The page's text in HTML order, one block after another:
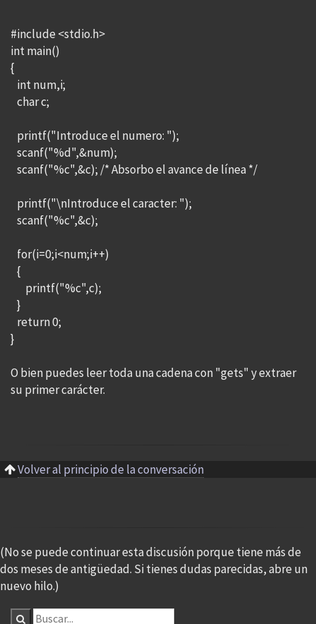
#include <stdio.h>
int main()
{
int num,i;
char c;
printf("Introduce el numero: ");
scanf("%d",&num);
scanf("%c",&c); /* Absorbo el avance de línea */
printf("\nIntroduce el caracter: ");
scanf("%c",&c);
for(i=0;i<num;i++)
{
printf("%c",c);
}
return 0;
}
O bien puedes leer toda una cadena con "gets" y extraer
su primer carácter.
Volver al principio de la conversación
(No se puede continuar esta discusión porque tiene más de
dos meses de antigüedad. Si tienes dudas parecidas, abre un
nuevo hilo.)